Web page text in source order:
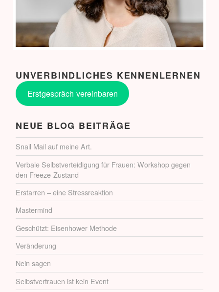
UNVERBINDLICHES KENNENLERNEN
Erstgespräch vereinbaren
NEUE BLOG BEITRÄGE
Snail Mail auf meine Art.
Verbale Selbstverteidigung für Frauen: Workshop gegen
den Freeze-Zustand
Erstarren – eine Stressreaktion
Mastermind
Geschützt: Eisenhower Methode
Veränderung
Nein sagen
Selbstvertrauen ist kein Event